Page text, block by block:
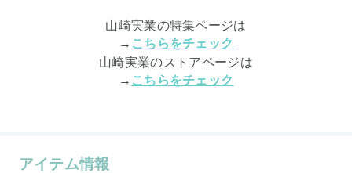
山崎実業の特集ページは
→ こちらをチェック
山崎実業のストアページは
→ こちらをチェック
アイテム情報